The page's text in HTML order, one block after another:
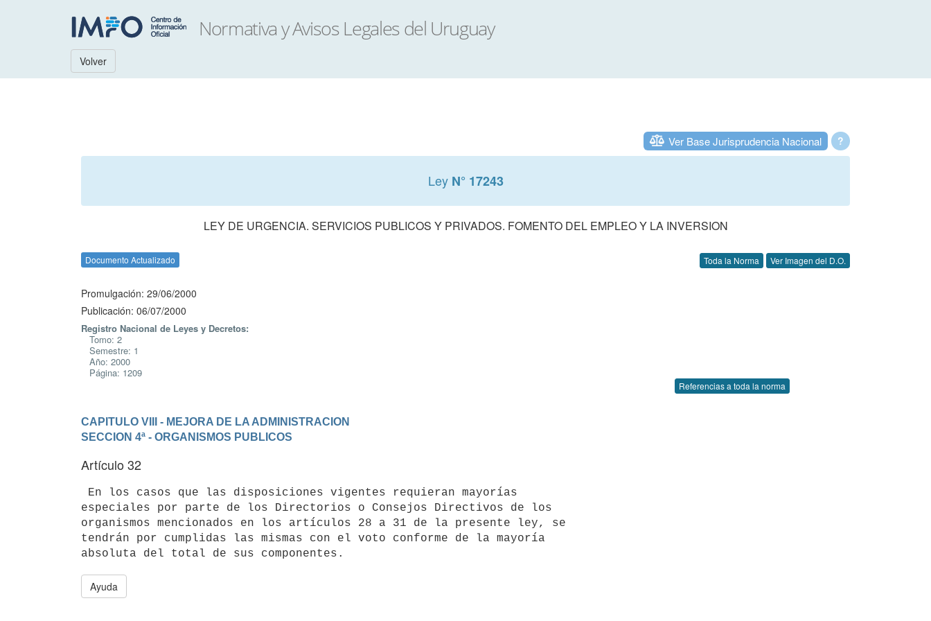
Volver
?
Ver Base Jurisprudencia Nacional
Ley N° 17243
LEY DE URGENCIA. SERVICIOS PUBLICOS Y PRIVADOS. FOMENTO DEL EMPLEO Y LA INVERSION
Documento Actualizado Toda la Norma Ver Imagen del D.O.
Promulgación: 29/06/2000
Publicación: 06/07/2000
Registro Nacional de Leyes y Decretos:
Tomo: 2
Semestre: 1
Año: 2000
Página: 1209
Referencias a toda la norma
CAPITULO VIII - MEJORA DE LA ADMINISTRACION
SECCION 4ª - ORGANISMOS PUBLICOS
Artículo 32
especiales por parte de los Directorios o Consejos Directivos de los
organismos mencionados en los artículos 28 a 31 de la presente ley, se
tendrán por cumplidas las mismas con el voto conforme de la mayoría
Ayuda